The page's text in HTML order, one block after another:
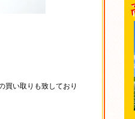
買い取りも致しており